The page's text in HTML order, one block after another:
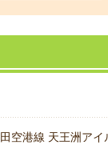
空港線 天王洲アイ